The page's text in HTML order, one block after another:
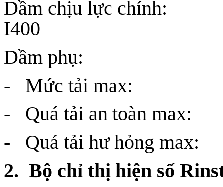
Dầm chịu lực
I400
Dầm phụ:
- Mức tải
- Quá tải an toàn
- Quá tải hư hỏng
2. Bộ chỉ thị hiện số